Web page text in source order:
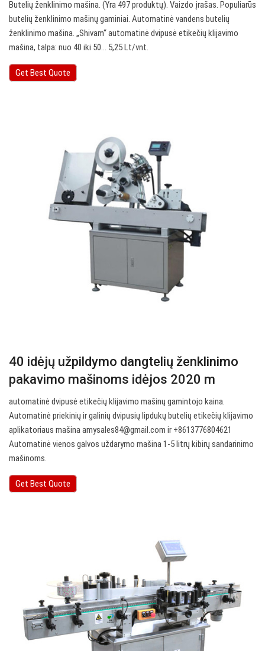
Butelių ženklinimo mašina. (Yra 497 produktų). Vaizdo įrašas. Populiarūs
butelių ženklinimo mašinų gaminiai. Automatinė vandens butelių
ženklinimo mašina. „Shivam“ automatinė dvipusė etikečių klijavimo
mašina, talpa: nuo 40 iki 50… 5,25 Lt/vnt.
Get Best Quote
40 idėjų užpildymo dangtelių ženklinimo
pakavimo mašinoms idėjos 2020 m
automatinė dvipusė etikečių klijavimo mašinų gamintojo kaina.
Automatinė priekinių ir galinių dvipusių lipdukų butelių etikečių klijavimo
aplikatoriaus mašinaamysales84@gmail.com ir +8613776804621
Automatinė vienos galvos uždarymo mašina 1-5 litrų kibirų sandarinimo
mašinoms.
Get Best Quote